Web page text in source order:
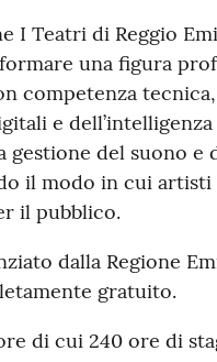
I Teatri di Reggio
una figura
competenza
e
gestione del suono e
il modo in cui artisti
il pubblico.
dalla Regione
gratuito.
di cui 240 ore di